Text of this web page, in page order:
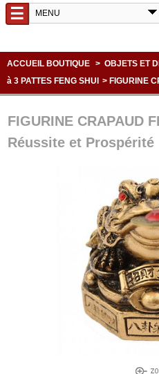
☰
ACCUEIL BOUTIQUE > OBJETS ET
à 3 PATTES FENG SHUI
> FIGURINE
FIGURINE CRAPAUD
Réussite et Prospérité